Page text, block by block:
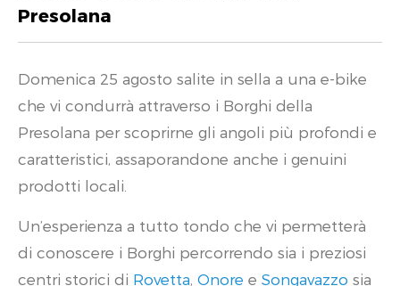
Presolana
Domenica 25 agosto salite in sella a una e-bike
che vi condurrà attraverso i Borghi della
Presolana per scoprirne gli angoli più profondi e
caratteristici, assaporandone anche i genuini
prodotti locali.
Un’esperienza a tutto tondo che vi permetterà
di conoscere i Borghi percorrendo sia i preziosi
centri storici di Rovetta, Onore e Songavazzo sia